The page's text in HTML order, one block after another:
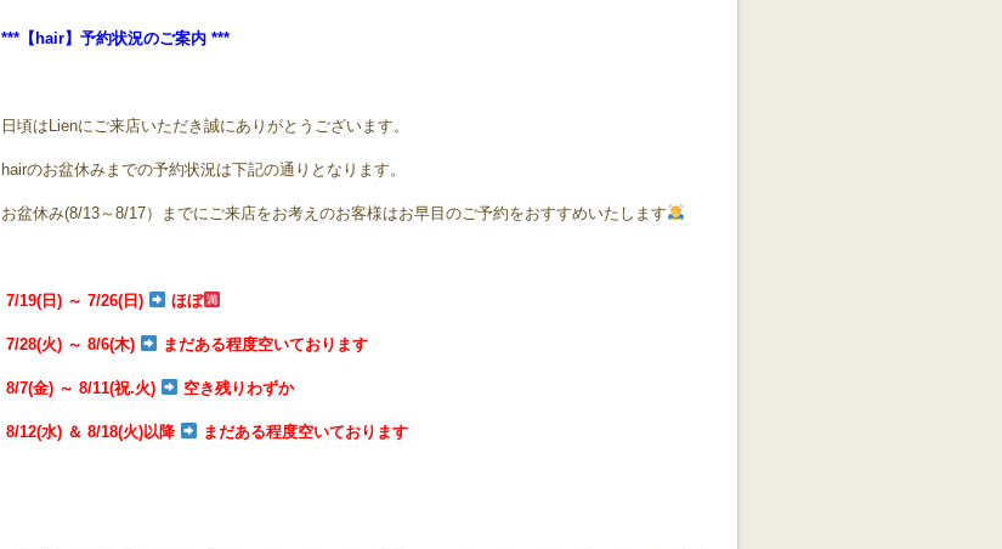
*** 【 hair】予約状況のご案内 ***
日頃はLienにご来店いただき誠にありがとうございます。
hairのお盆休みまでの予約状況は下記の通りとなります。
お盆休み(8/13～8/17）までにご来店をお考えのお客様はお早目のご予約をおすすめいたします
7/19(日) ～ 7/26(日) ほぼ
7/28(火) ～ 8/6(木) まだある程度空いております
8/7(金) ～ 8/11(祝.火) 空き残りわずか
8/12(水) ＆ 8/18(火)以降 まだある程度空いております